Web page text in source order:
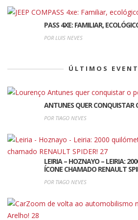
PASS 4XE: FAMILIAR,
POR LUIS NEVES
ÚLTIMOS
ANTUNES QUER CONQUISTAR
POR TIAGO NEVES
LEIRIA – HOZNAYO – LEIRIA:
ÍCONE CHAMADO RENAULT
POR TIAGO NEVES